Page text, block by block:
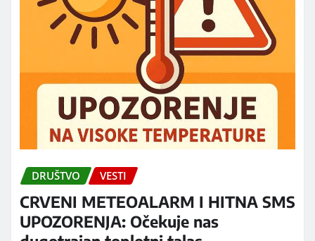
DRUŠTVO VESTI
CRVENI METEOALARM I HITNA SMS
UPOZORENJA: Očekuje nas